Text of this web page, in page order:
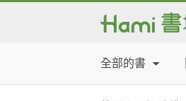
全部的書